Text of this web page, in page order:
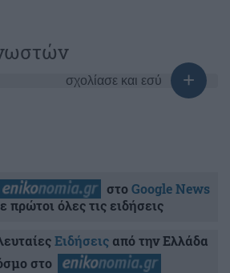
σχολίασε και εσύ
στοGoogle News
πρώτοι όλες τις ειδήσεις
Ειδήσειςαπό την Ελλάδα
στο